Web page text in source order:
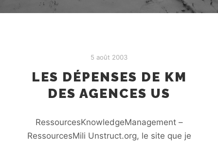
5 août 2003
LES DÉPENSES DE KM
DES AGENCES US
RessourcesKnowledgeManagement –
RessourcesMili Unstruct.org, le site que je